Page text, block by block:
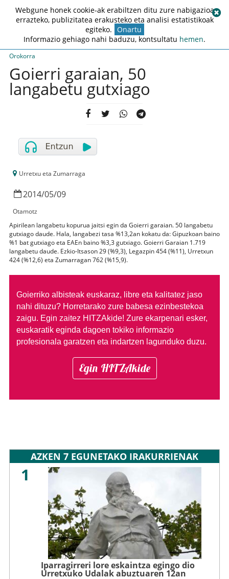
Orokorra
Goierri garaian, 50
langabetu gutxiago
Urretxu eta Zumarraga
2014/05/09
Otamotz
Apirilean langabetu kopurua jaitsi egin da Goierri garaian. 50 langabetu
gutxiago daude. Hala, langabezi tasa %13,2an kokatu da: Gipuzkoan baino
%1 bat gutxiago eta EAEn baino %3,3 gutxiago. Goierri Garaian 1.719
langabetu daude. Ezkio-Itsason 29 (%9,3), Legazpin 454 (%11), Urretxun
424 (%12,6) eta Zumarragan 762 (%15,9).
Goierriko albisteak euskaraz, libre eta kalitatez jaso
nahi dituzu? Horretarako zure babesa ezinbestekoa
zaigu. Egin zaitez HITZAkide! Zure ekarpenari esker,
euskaratik eginda dagoen tokiko informazio
profesionala garatzen eta indartzen lagunduko duzu.
Egin HITZAkide
AZKEN 7 EGUNETAKO IRAKURRIENAK
1
Iparragirreri lore eskaintza egingo dio
Urretxuko Udalak abuztuaren 12an
Webgune honek cookie-ak erabiltzen ditu zure nabigazioa
errazteko, publizitatea erakusteko eta analisi estatistikoak
egiteko. Onartu
Informazio gehiago nahi baduzu, kontsultatu hemen.